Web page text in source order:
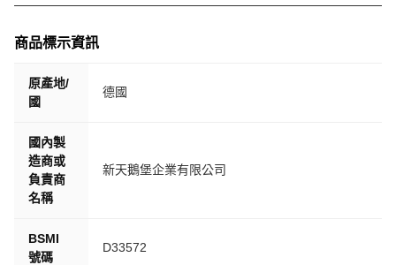
商品標示資訊
原產地/
國
德國
國內製
造商或
負責商
名稱
新天鵝堡企業有限公司
BSMI
號碼
D33572